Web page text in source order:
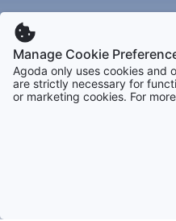
Manage Cookie
Agoda only uses cookies and
are strictly necessary for
or marketing cookies. For